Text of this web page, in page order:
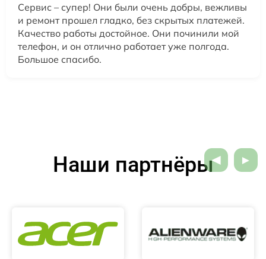
Сервис – супер! Они были очень добры, вежливы
и ремонт прошел гладко, без скрытых платежей.
Качество работы достойное. Они починили мой
телефон, и он отлично работает уже полгода.
Большое спасибо.
Наши партнёры